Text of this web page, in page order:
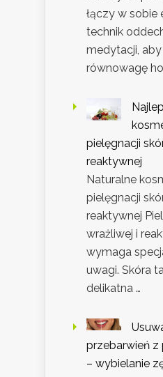
łączy w sobie
technik
medytacji,
równowagę
pielęgnacji
reaktywnej
Naturalne
pielęgnacji
reaktywnej
wrażliwej i
wymaga
uwagi. Skóra
delikatna …
przebarwień z
– wybielanie